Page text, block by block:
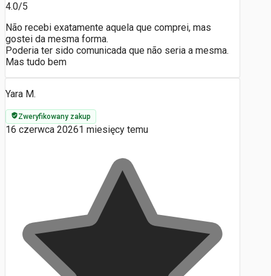
4.0/5
Não recebi exatamente aquela que comprei, mas
gostei da mesma forma.
Poderia ter sido comunicada que não seria a mesma.
Mas tudo bem
Yara M.
Zweryfikowany zakup
16 czerwca 20261 miesięcy temu